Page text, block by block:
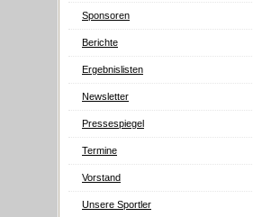
Sponsoren
Berichte
Ergebnislisten
Newsletter
Pressespiegel
Termine
Vorstand
Unsere Sportler